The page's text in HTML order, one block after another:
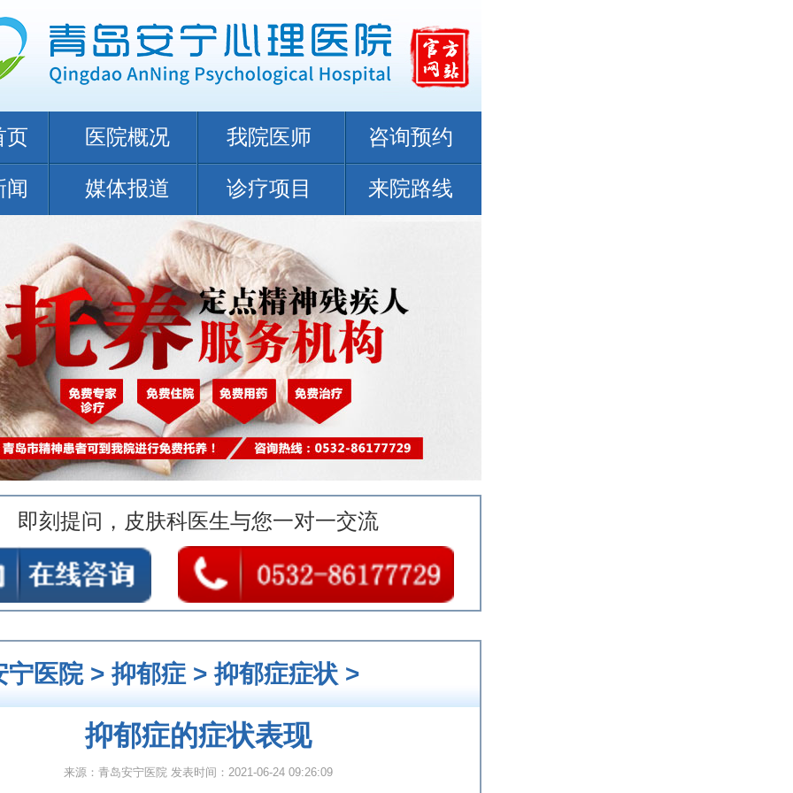
页 医院概况 我院医师 咨询预约
闻 媒体报道 诊疗项目 来院路线
即刻提问，皮肤科医生与您一对一交流
宁医院>抑郁症 >抑郁症症状 >
抑郁症的症状表现
来源：青岛安宁医院 发表时间：2021-06-24 09:26:09